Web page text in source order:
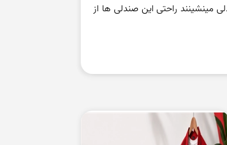
مینشینند راحتی این صندلی ها از